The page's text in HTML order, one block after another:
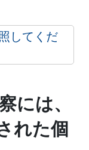
してくだ
には、
れた個